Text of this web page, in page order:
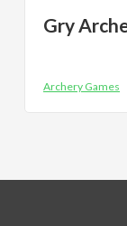
Gry
Archery Games